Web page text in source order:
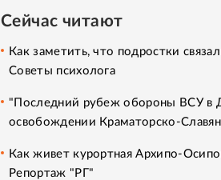
Сейчас читают
Как заметить, что подростки
Советы психолога
"Последний рубеж обороны ВСУ в
освобождении Краматорско-
Как живет курортная Архипо-
Репортаж "РГ"